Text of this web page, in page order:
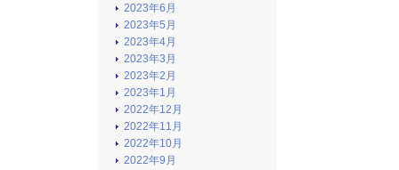
2023年6月
2023年5月
2023年4月
2023年3月
2023年2月
2023年1月
2022年12月
2022年11月
2022年10月
2022年9月